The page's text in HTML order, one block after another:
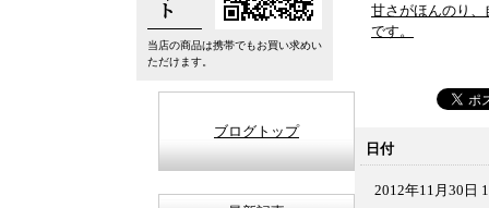
当店の商品は携帯でもお買い求めい
ただけます。
甘さがほんのり
です。
日付
2012年11月30日
ブログトップ